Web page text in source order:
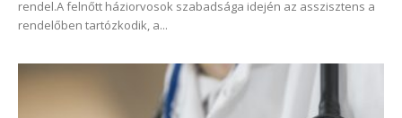
rendel.A felnőtt háziorvosok szabadsága idején az asszisztens a
rendelőben tartózkodik, a...